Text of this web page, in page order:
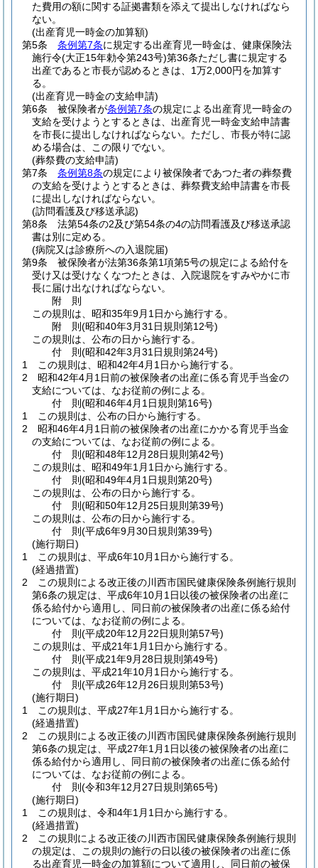
た費用の額に関する証拠書類を添えて提出しなければなら
ない。
(出産育児一時金の加算額)
第5条
条例第7条に規定する出産育児一時金は、健康保険法
施行令(大正15年勅令第243号)第36条ただし書に規定する
出産であると市長が認めるときは、1万2,000円を加算す
る。
(出産育児一時金の支給申請)
第6条
被保険者が条例第7条の規定による出産育児一時金の
支給を受けようとするときは、出産育児一時金支給申請書
を市長に提出しなければならない。 ただし、市長が特に認
める場合は、この限りでない。
(葬祭費の支給申請)
第7条
条例第8条の規定により被保険者であつた者の葬祭費
の支給を受けようとするときは、葬祭費支給申請書を市長
に提出しなければならない。
(訪問看護及び移送承認)
第8条
法第54条の2及び第54条の4の訪問看護及び移送承認
書は別に定める。
(病院又は診療所への入退院届)
第9条
被保険者が法第36条第1項第5号の規定による給付を
受け又は受けなくなつたときは、入院退院をすみやかに市
長に届け出なければならない。
附 則
この規則は、昭和35年9月1日から施行する。
附 則(昭和40年3月31日規則第12号)
この規則は、公布の日から施行する。
付 則(昭和42年3月31日規則第24号)
1
この規則は、昭和42年4月1日から施行する。
2
昭和42年4月1日前の被保険者の出産に係る育児手当金の
支給については、なお従前の例による。
付 則(昭和46年4月1日規則第16号)
1
この規則は、公布の日から施行する。
2
昭和46年4月1日前の被保険者の出産にかかる育児手当金
の支給については、なお従前の例による。
付 則(昭和48年12月28日規則第42号)
この規則は、昭和49年1月1日から施行する。
付 則(昭和49年4月1日規則第20号)
この規則は、公布の日から施行する。
付 則(昭和50年12月25日規則第39号)
この規則は、公布の日から施行する。
付 則(平成6年9月30日規則第39号)
(施行期日)
1
この規則は、平成6年10月1日から施行する。
(経過措置)
2
この規則による改正後の川西市国民健康保険条例施行規則
第6条の規定は、平成6年10月1日以後の被保険者の出産に
係る給付から適用し、同日前の被保険者の出産に係る給付
については、なお従前の例による。
付 則(平成20年12月22日規則第57号)
この規則は、平成21年1月1日から施行する。
付 則(平成21年9月28日規則第49号)
この規則は、平成21年10月1日から施行する。
付 則(平成26年12月26日規則第53号)
(施行期日)
1
この規則は、平成27年1月1日から施行する。
(経過措置)
2
この規則による改正後の川西市国民健康保険条例施行規則
第6条の規定は、平成27年1月1日以後の被保険者の出産に
係る給付から適用し、同日前の被保険者の出産に係る給付
については、なお従前の例による。
付 則(令和3年12月27日規則第65号)
(施行期日)
1
この規則は、令和4年1月1日から施行する。
(経過措置)
2
この規則による改正後の川西市国民健康保険条例施行規則
の規定は、この規則の施行の日以後の被保険者の出産に係
る出産育児一時金の加算額について適用し、同日前の被保